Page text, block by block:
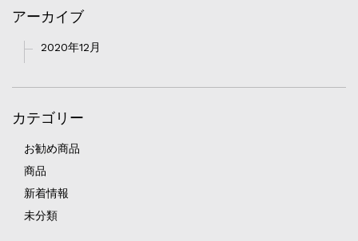
アーカイブ
2020年12月
カテゴリー
お勧め商品
商品
新着情報
未分類